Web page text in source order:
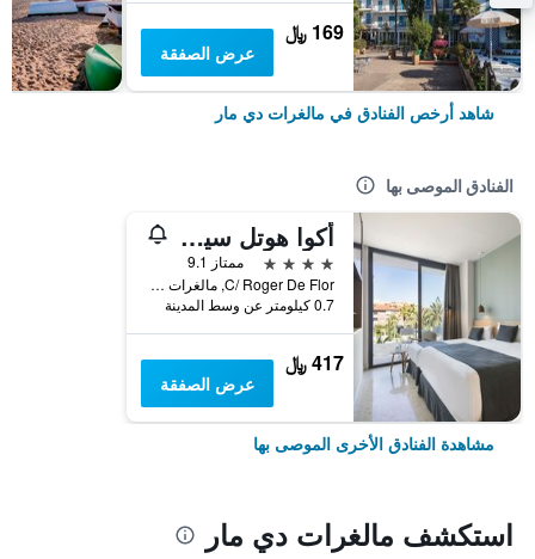
169 ﷼
عرض الصفقة
شاهد أرخص الفنادق في مالغرات دي مار
الفنادق الموصى بها
أكوا هوتل سيلويت آند سبا - للبالغين فقط
4 نجوم
ممتاز 9.1
C/ Roger De Flor, مالغرات دي مار, كاتالونيا, أسبانيا
0.7 كيلومتر عن وسط المدينة
417 ﷼
عرض الصفقة
مشاهدة الفنادق الأخرى الموصى بها
استكشف مالغرات دي مار